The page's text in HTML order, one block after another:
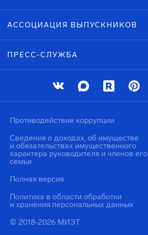
АССОЦИАЦИЯ ВЫПУСКНИКОВ
ПРЕСС-СЛУЖБА
© 2018-2026 МИЭТ
Политика в области обработки
и хранения персональных данных
Противодействие коррупции
Сведения о доходах, об имуществе
и обязательствах имущественного
характера руководителя и членов его
семьи
Полная версия